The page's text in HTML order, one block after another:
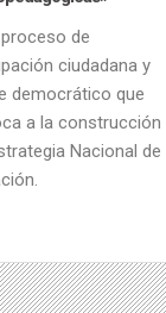
en el marco
de posgrado previo
de Extensión de